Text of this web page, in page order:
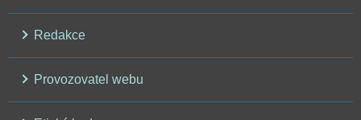
Redakce
Provozovatel webu